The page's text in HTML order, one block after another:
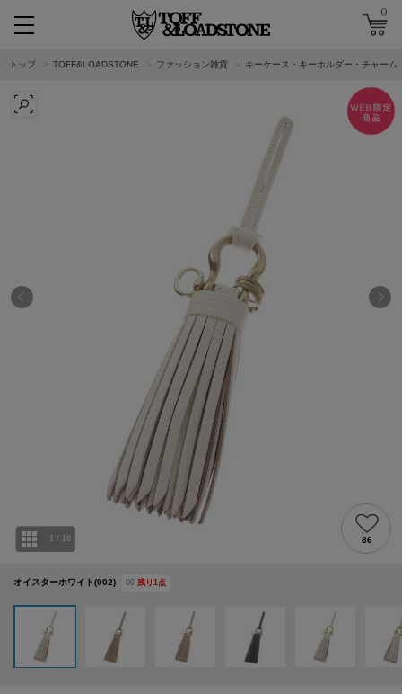
0
トップ TOFF&LOADSTONE ファッション雑貨 キーケース・キーホルダー・チャーム
オイスターホワイト(002) 00 残り 1 点
1 / 16 86